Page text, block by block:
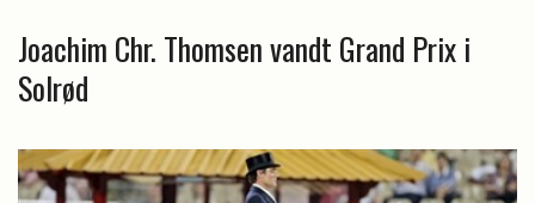
Joachim Chr. Thomsen vandt Grand Prix i
Solrød